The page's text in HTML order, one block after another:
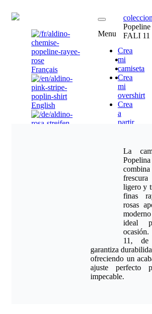
Français
English
Menu
Crea
mi
camiseta
Crea
mi
overshirt
Crea
a
partir
modelos
Vendedores
Embajador
de
marca
A
proposito
contactar
Popeline
FALI 11
La
ligero y
finas
rosas
ideal
11, de
garantiza
ofreciendo un
ajuste perfecto
impecable.